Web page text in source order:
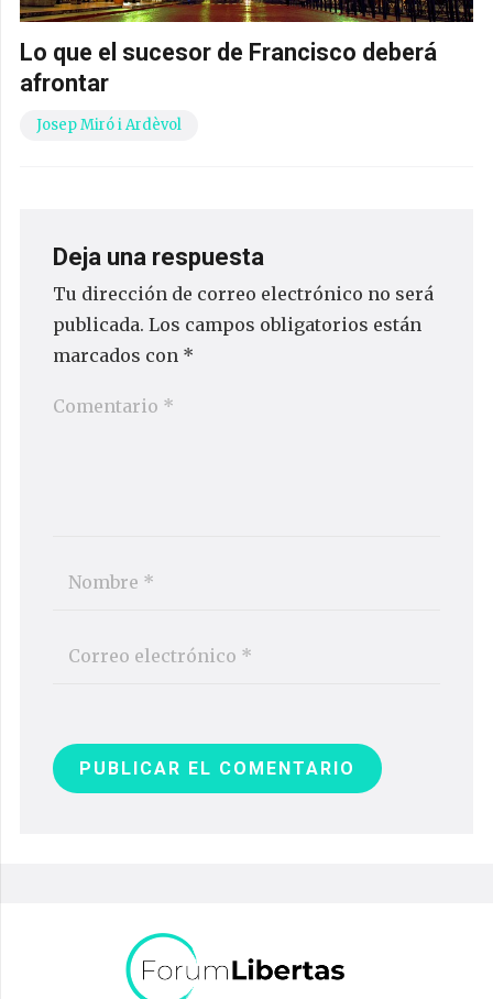
Lo que el sucesor de Francisco deberá
afrontar
Josep Miró i Ardèvol
Deja una respuesta
Tu dirección de correo electrónico no será
publicada. Los campos obligatorios están
marcados con *
PUBLICAR EL COMENTARIO